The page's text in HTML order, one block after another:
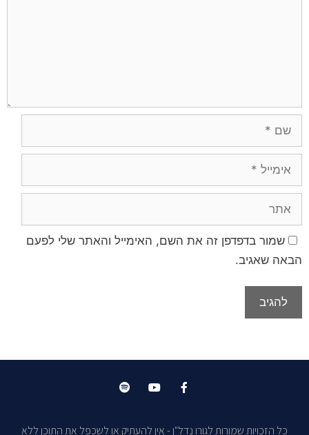
שמור בדפדפן זה את השם, האימייל והאתר שלי לפעם
הבאה שאגיב.
כל הזכויות שמורות לגורו נדל"ן - אין להעתיק או לשכפל את התוכן ללא